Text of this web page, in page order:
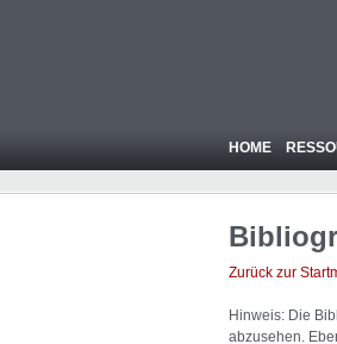
HOME
Zurück zur
Hinweis: Die
abzusehen.